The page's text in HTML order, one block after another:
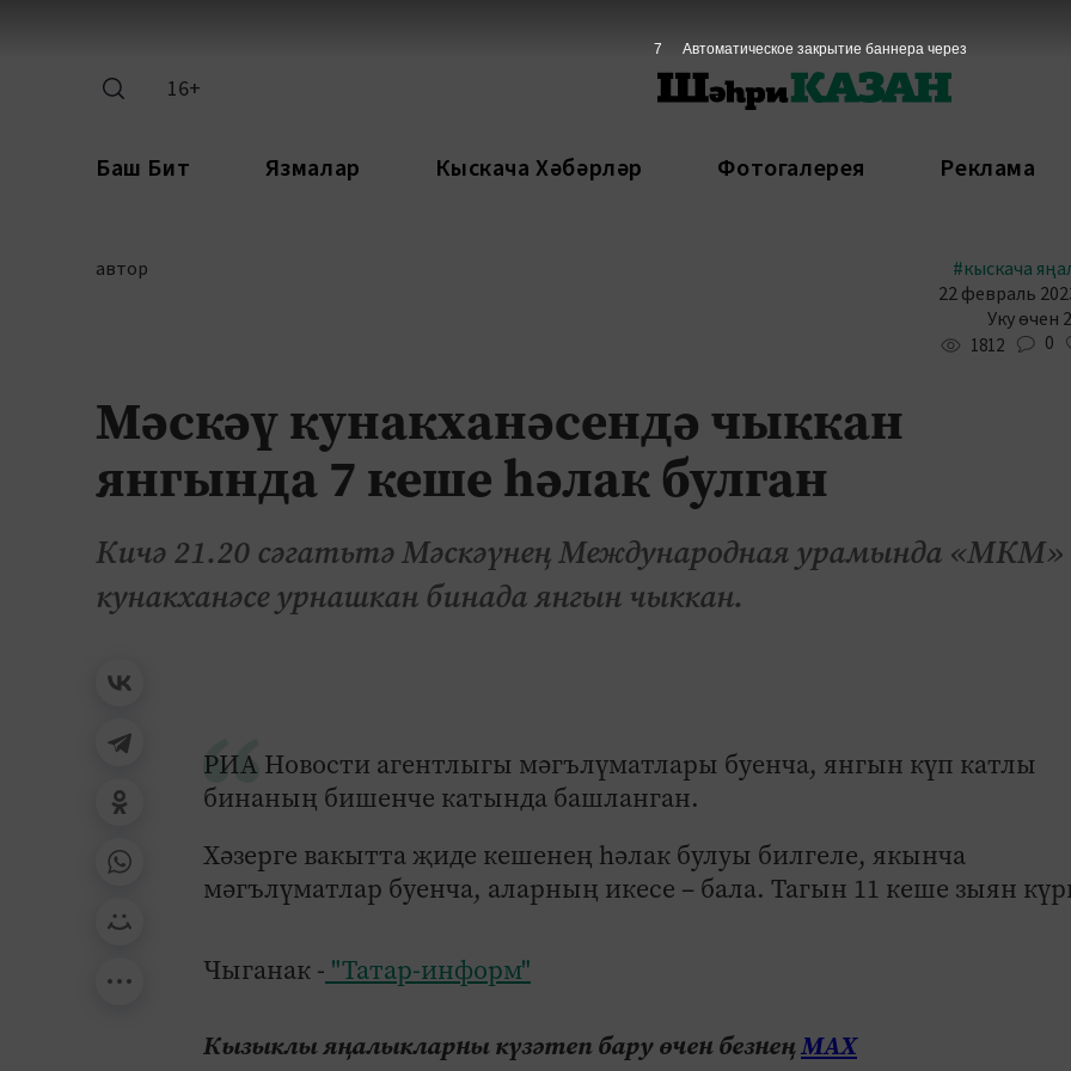
16+
Баш Бит Язмалар Кыскача Хәбәрләр Фотогалерея Реклама
автор
#кыскача
22 февраль
Уку өчен
1812 0
Мәскәү кунакханәсендә чыккан
янгында 7 кеше һәлак булган
Кичә 21.20 сәгатьтә Мәскәүнең Международная урамында «МКМ»
кунакханәсе урнашкан бинада янгын чыккан.
РИА Новости агентлыгы мәгълүматлары буенча, янгын күп катлы
бинаның бишенче катында башланган.
Хәзерге вакытта җиде кешенең һәлак булуы билгеле, якынча
мәгълүматлар буенча, аларның икесе – бала. Тагын 11 кеше зыян
Чыганак - "Татар-информ"
Кызыклы яңалыкларны күзәтеп бару өчен безнеңМАХ
5 Автоматическое закрытие баннера через